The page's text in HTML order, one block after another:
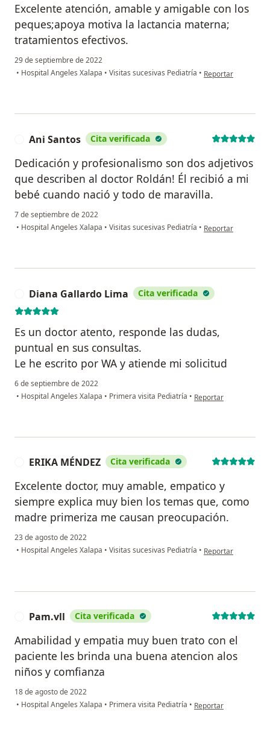
Excelente atención, amable y amigable con los
peques;apoya motiva la lactancia materna;
tratamientos efectivos.
29 de septiembre de 2022
• Hospital Angeles Xalapa • Visitas sucesivas Pediatría • en opinión del
Reportar
Ani Santos Cita verificada
Dedicación y profesionalismo son dos adjetivos
que describen al doctor Roldán! Él recibió a mi
bebé cuando nació y todo de maravilla.
7 de septiembre de 2022
• Hospital Angeles Xalapa • Visitas sucesivas Pediatría • en opinión del
Reportar
Diana Gallardo Lima Cita verificada
Es un doctor atento, responde las dudas,
puntual en sus consultas.
Le he escrito por WA y atiende mi solicitud
6 de septiembre de 2022
• Hospital Angeles Xalapa • Primera visita Pediatría • en opinión del
Reportar
ERIKA MÉNDEZ Cita verificada
Excelente doctor, muy amable, empatico y
siempre explica muy bien los temas que, como
madre primeriza me causan preocupación.
23 de agosto de 2022
• Hospital Angeles Xalapa • Visitas sucesivas Pediatría • en opinión del
Reportar
Pam.vll Cita verificada
Amabilidad y empatia muy buen trato con el
paciente les brinda una buena atencion alos
niños y comfianza
18 de agosto de 2022
• Hospital Angeles Xalapa • Primera visita Pediatría • en opinión del usuario
Reportar